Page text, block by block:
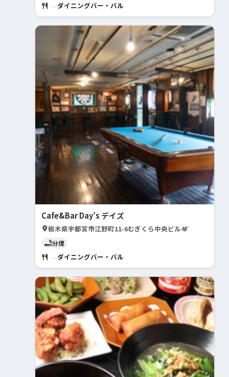
ダイニングバー・バル
Cafe&Bar Day’s デイズ
栃木県宇都宮市江野町11-6むぎくら中央ビル4F
分煙
ダイニングバー・バル